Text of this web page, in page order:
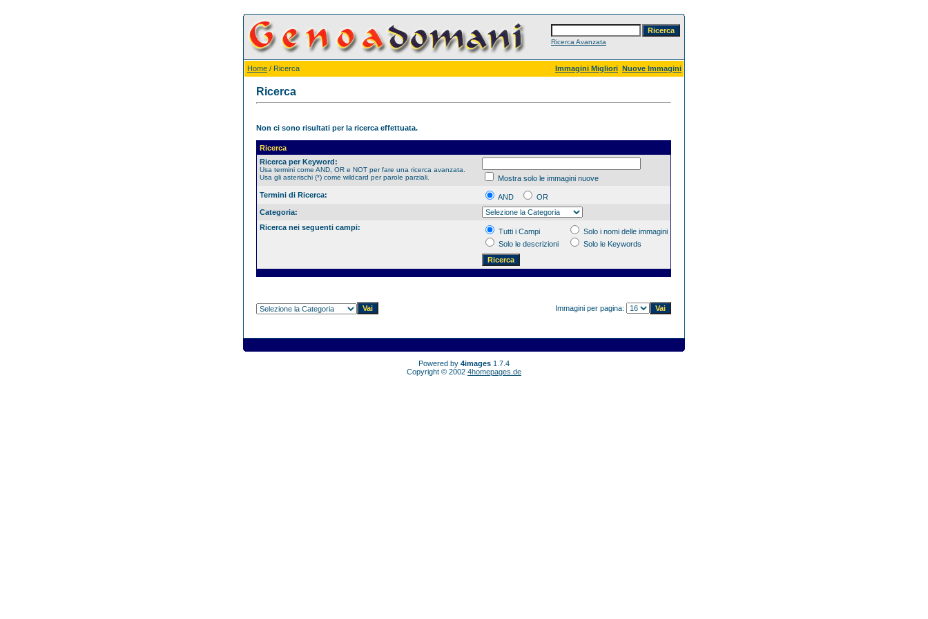
Ricerca Avanzata
Home / Ricerca Immagini Migliori Nuove Immagini
Ricerca
Non ci sono risultati per la ricerca effettuata.
Ricerca
Ricerca per Keyword:
Usa termini come AND, OR e NOT per fare una ricerca avanzata.
Usa gli asterischi (*) come wildcard per parole parziali.
Mostra solo le immagini nuove
Termini di Ricerca:
AND
OR
Categoria:
Ricerca nei seguenti campi:
Tutti i Campi
Solo i nomi delle immagini
Solo le descrizioni
Solo le Keywords
Immagini per pagina:
Powered by 4images 1.7.4
Copyright © 2002 4homepages.de